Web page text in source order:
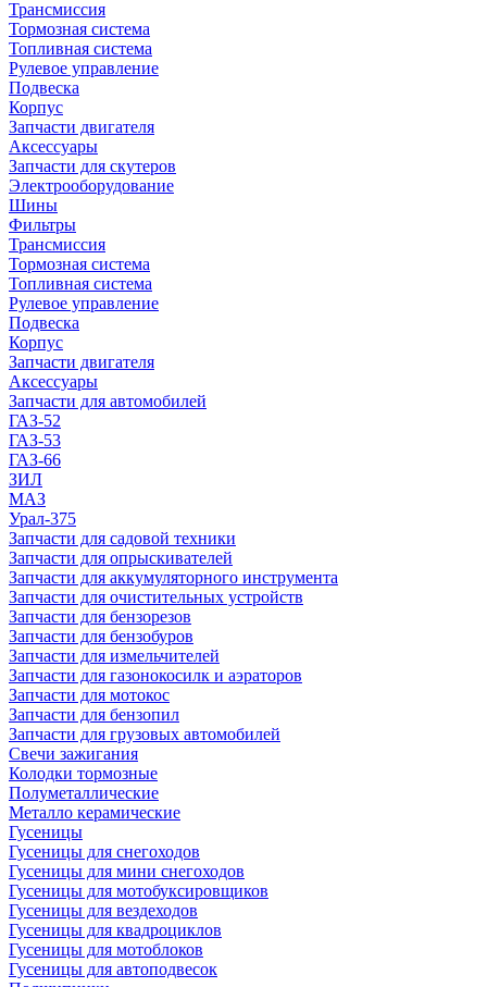
Трансмиссия
Тормозная система
Топливная система
Рулевое управление
Подвеска
Корпус
Запчасти двигателя
Аксессуары
Запчасти для скутеров
Электрооборудование
Шины
Фильтры
Трансмиссия
Тормозная система
Топливная система
Рулевое управление
Подвеска
Корпус
Запчасти двигателя
Аксессуары
Запчасти для автомобилей
ГАЗ-52
ГАЗ-53
ГАЗ-66
ЗИЛ
МАЗ
Урал-375
Запчасти для садовой техники
Запчасти для опрыскивателей
Запчасти для аккумуляторного инструмента
Запчасти для очистительных устройств
Запчасти для бензорезов
Запчасти для бензобуров
Запчасти для измельчителей
Запчасти для газонокосилк и аэраторов
Запчасти для мотокос
Запчасти для бензопил
Запчасти для грузовых автомобилей
Свечи зажигания
Колодки тормозные
Полуметаллические
Металло керамические
Гусеницы
Гусеницы для снегоходов
Гусеницы для мини снегоходов
Гусеницы для мотобуксировщиков
Гусеницы для вездеходов
Гусеницы для квадроциклов
Гусеницы для мотоблоков
Гусеницы для автоподвесок